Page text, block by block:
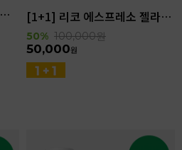
양즈깐루 메뉴 레시피 운영 세트 [1+1] 리코 에스프레소 젤라또 4kg(4.6L)
50% 100,000원
50,000원